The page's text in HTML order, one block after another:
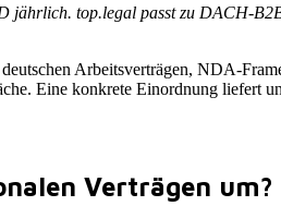
top.legal passt zu DACH-
Arbeitsverträgen, NDA-
Eine konkrete Einordnung liefert
Verträgen um?